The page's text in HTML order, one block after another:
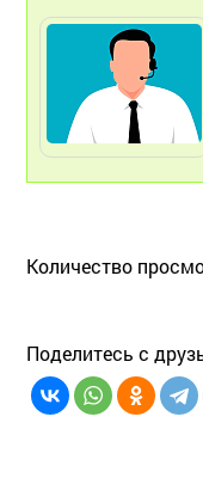
Количество
Поделитесь с